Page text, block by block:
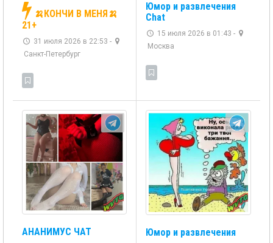
🍌КОНЧИ В МЕНЯ🍌
21+
31 июля 2026 в 22:53 -
Санкт-Петербург
Юмор и развлечения
Chat
15 июля 2026 в 01:43 -
Москва
АНАНИМУС ЧАТ Юмор и развлечения